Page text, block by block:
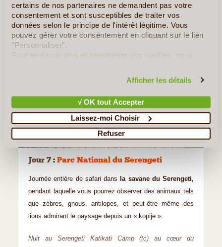
certains de nos partenaires ne demandent pas votre
consentement et sont susceptibles de traiter vos
données selon le principe de l'intérêt légitime. Vous
pouvez gérer votre consentement en cliquant sur le lien
"Personnaliser".
Pour en savoir plus et paramétrer vos cookies, nous
Afficher les détails
√ OK tout Accepter
Laissez-moi Choisir
Refuser
©
Jour 7 : Parc National du Serengeti
Journée entière de safari dans la savane du Serengeti,
pendant laquelle vous pourrez observer des animaux tels
que zèbres, gnous, antilopes, et peut-être même des
lions admirant le paysage depuis un « kopije ».
Nuit au Serengeti Katikati Camp (tc) au cœur du